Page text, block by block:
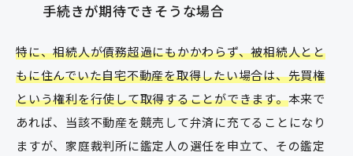
手続きが期待できそうな場合
特に、相続人が債務超過にもかかわらず、被相続人とと
もに住んでいた自宅不動産を取得したい場合は、先買権
という権利を行使して取得することができます。本来で
あれば、当該不動産を競売して弁済に充てることになり
ますが、家庭裁判所に鑑定人の選任を申立て、その鑑定